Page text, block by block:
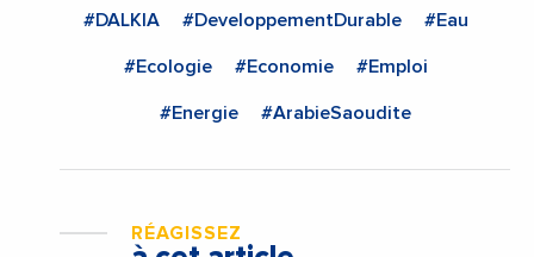
#DALKIA #DeveloppementDurable #Eau
#Ecologie #Economie #Emploi
#Energie #ArabieSaoudite
RÉAGISSEZ